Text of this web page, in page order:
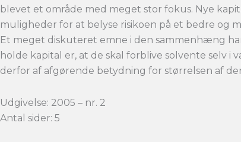
blevet et område med meget stor fokus. Nye
muligheder for at belyse risikoen på et bedre og
Et meget diskuteret emne i den sammenhæng
holde kapital er, at de skal forblive solvente selv i
derfor af afgørende betydning for størrelsen af
Udgivelse: 2005 – nr. 2
Antal sider: 5